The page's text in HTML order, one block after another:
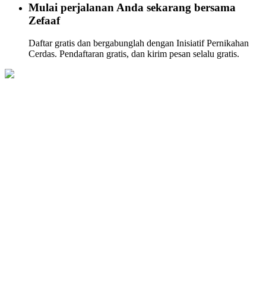
Mulai perjalanan Anda sekarang bersama
Zefaaf
Daftar gratis dan bergabunglah dengan Inisiatif Pernikahan
Cerdas. Pendaftaran gratis, dan kirim pesan selalu gratis.